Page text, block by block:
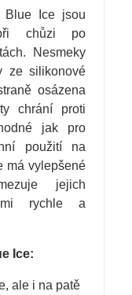
Blue Ice jsou
při chůzi po
Nesmeky
ze silikonové
osázena
chrání proti
jak pro
použití na
má vylepšené
jejich
rychle a
Ice:
ale i na patě